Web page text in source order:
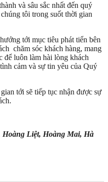
và sâu sắc nhất đến quý
tôi trong suốt thời gian
tới mục tiêu phát tiển bên
chăm sóc khách hàng, mang
để luôn làm hài lòng khách
cảm và sự tin yêu của Quý
tới sẽ tiếp tục nhận được sự
Hoàng Liệt, Hoàng Mai, Hà